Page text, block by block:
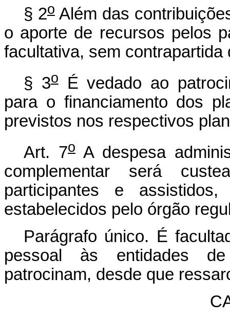
§ 2oAlém das
o aporte de recursos pelos
facultativa, sem contrapartida
§ 3oÉ vedado ao
para o financiamento dos
previstos nos respectivos
Art. 7o A despesa
complementar será
participantes e
estabelecidos pelo órgão
Parágrafo único. É
pessoal às entidades de
patrocinam, desde que